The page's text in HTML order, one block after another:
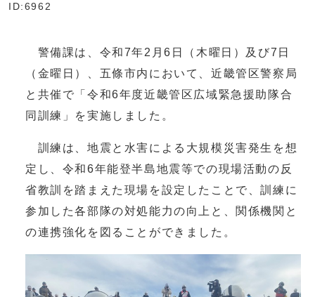
ID:6962
警備課は、令和7年2月6日（木曜日）及び7日
（金曜日）、五條市内において、近畿管区警察局
と共催で「令和6年度近畿管区広域緊急援助隊合
同訓練」を実施しました。
訓練は、地震と水害による大規模災害発生を想
定し、令和6年能登半島地震等での現場活動の反
省教訓を踏まえた現場を設定したことで、訓練に
参加した各部隊の対処能力の向上と、関係機関と
の連携強化を図ることができました。